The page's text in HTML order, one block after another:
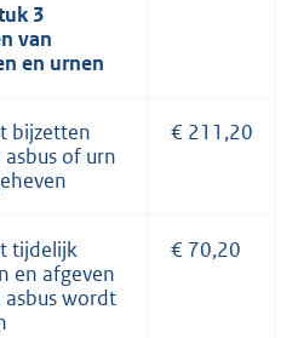
3
van
en urnen
bijzetten
of urn
€ 211,20
tijdelijk
en afgeven
asbus wordt
€ 70,20